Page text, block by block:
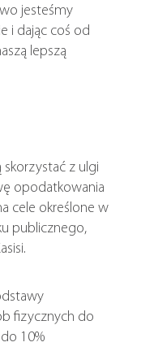
jesteśmy
i dając coś od
lepszą
z ulgi
opodatkowania
cele określone w
publicznego,
fizycznych do
10%